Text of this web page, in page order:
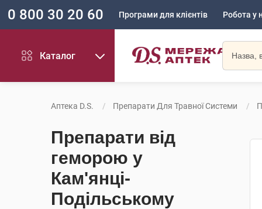
0 800 30 20 60 Програми для клієнтів Робота у
Каталог
Аптека D.S. Препарати Для Травної Системи
Препарати від
геморою у
Кам'янці-
Подільському